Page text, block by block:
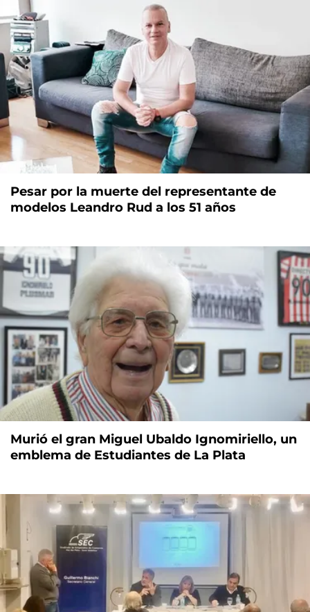
Pesar por la muerte del representante de
modelos Leandro Rud a los 51 años
Murió el gran Miguel Ubaldo Ignomiriello, un
emblema de Estudiantes de La Plata